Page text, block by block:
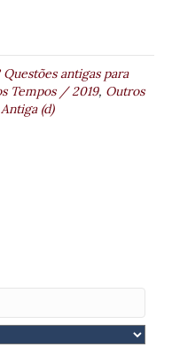
antigas para
Tempos / 2019, Outros
(d)